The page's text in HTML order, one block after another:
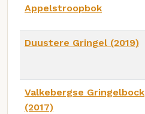
Appelstroopbok
Duustere Gringel (2019)
Valkebergse Gringelbock
(2017)